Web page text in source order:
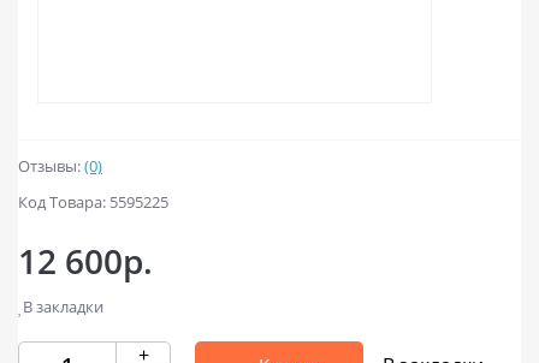
Отзывы:(0)
Код Товара: 5595225
12 600р.
В закладки
+